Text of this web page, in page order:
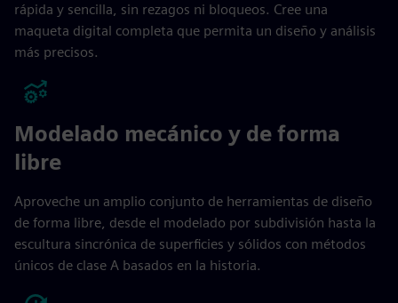
rápida y sencilla, sin rezagos ni bloqueos. Cree una
maqueta digital completa que permita un diseño y análisis
más precisos.
Modelado mecánico y de forma
libre
Aproveche un amplio conjunto de herramientas de diseño
de forma libre, desde el modelado por subdivisión hasta la
escultura sincrónica de superficies y sólidos con métodos
únicos de clase A basados en la historia.